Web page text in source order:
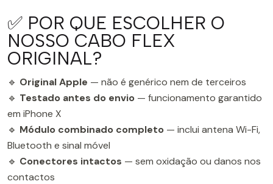
✅ POR QUE ESCOLHER O
NOSSO CABO FLEX
ORIGINAL?
🔹 Original Apple — não é genérico nem de terceiros
🔹 Testado antes do envio — funcionamento garantido
em iPhone X
🔹 Módulo combinado completo — inclui antena Wi-Fi,
Bluetooth e sinal móvel
🔹 Conectores intactos — sem oxidação ou danos nos
contactos